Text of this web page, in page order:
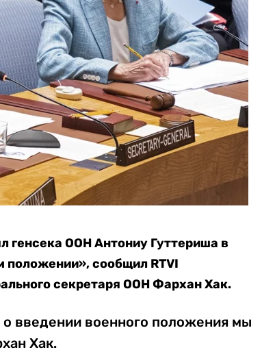
генсека ООН Антониу Гуттериша в
положении», сообщил RTVI
секретаря ООН Фархан Хак.
введении военного положения мы
Хак.